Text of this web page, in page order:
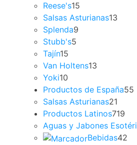
Reese's15
Salsas Asturianas13
Splenda9
Stubb's5
Tajín15
Van Holtens13
Yoki10
Productos de España55
Salsas Asturianas21
Productos Latinos719
Aguas y Jabones
Bebidas42